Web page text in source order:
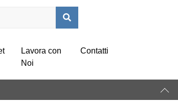
Lavora con
Noi
Contatti